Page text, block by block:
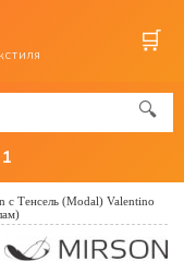
🛒
🔍
с Тенсель (Modal) Valentino